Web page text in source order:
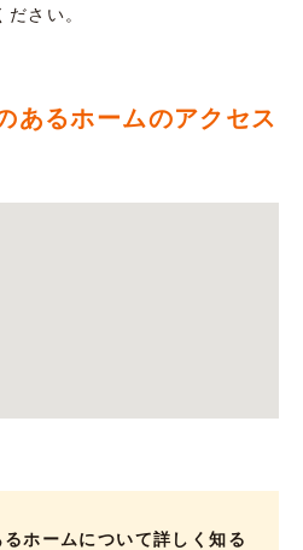
さい。
あるホームのアクセス
ホームについて詳しく知る